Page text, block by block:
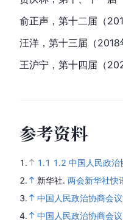
俞正声，第十二届（
汪洋，第十三届（
王沪宁 ，第十四届（
参考资料
1. 1.1 1.2 中国人民政治
2.
新华社. 两会新华社快
3.
中国人民政治协商会
4.
中国人民政治协商会议